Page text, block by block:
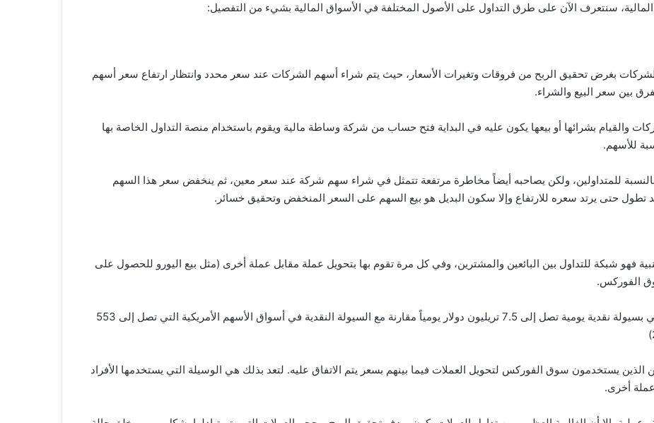
سنتعرف الآن على طرق التداول على الأصول المختلفة في الأسواق المالية بشيء من التفصيل:
بغرض تحقيق الربح من فروقات وتغيرات الأسعار، حيث يتم شراء أسهم الشركات عند سعر محدد وانتظار ارتفاع سعر أسهم
بين سعر البيع والشراء.
والقيام بشرائها أو بيعها يكون عليه في البداية فتح حساب من شركة وساطة مالية ويقوم باستخدام منصة التداول الخاصة بها
للأسهم.
للمتداولين، ولكن يصاحبه أيضاً مخاطرة مرتفعة تتمثل في شراء سهم شركة عند سعر معين، ثم ينخفض سعر هذا السهم
تطول حتى يرتد سعره للارتفاع وإلا سكون البديل هو بيع السهم على السعر المنخفض وتحقيق خسائر.
فهو شبكة للتداول بين البائعين والمشترين، وفي كل مرة تقوم بها بتحويل عملة مقابل عملة أخرى (مثل بيع اليورو للحصول على
الفوركس.
سوق الفوركس هو أكبر أسواق التداول في العالمي بسيولة نقدية يومية تصل إلى 7.5 تريليون دولار يومياً مقارنة مع السيولة النقدية في أسواق الأسهم الأمريكية التي تصل إلى 553
يستخدمون سوق الفوركس لتحويل العملات فيما بينهم بسعر يتم الاتفاق عليه. لتعد بذلك هي الوسيلة التي يستخدمها الأفراد
أخرى.